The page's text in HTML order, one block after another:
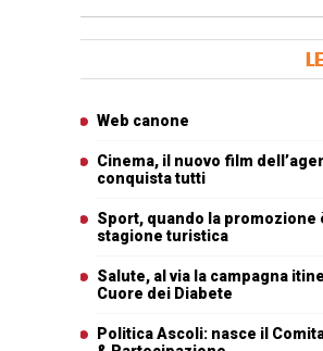
Web canone
Cinema, il nuovo film
conquista tutti
Sport, quando la promozione
stagione turistica
Salute, al via la campagna
Cuore dei Diabete
Politica Ascoli: nasce il